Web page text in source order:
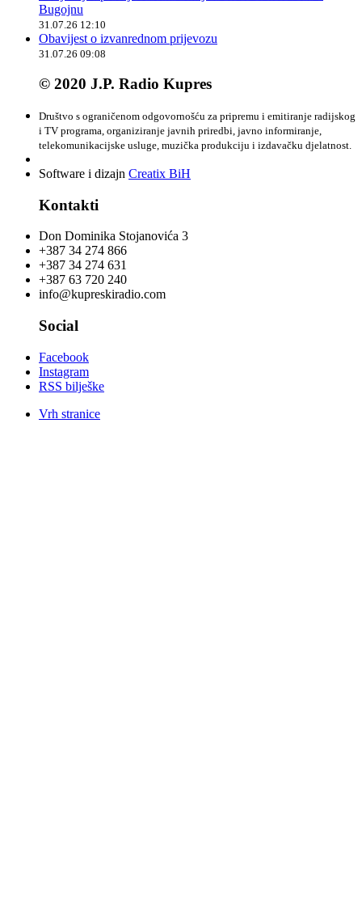
Bugojnu
31.07.26 12:10
Obavijest o izvanrednom prijevozu
31.07.26 09:08
© 2020 J.P. Radio Kupres
Društvo s ograničenom odgovornošću za pripremu i emitiranje radijskog
i TV programa, organiziranje javnih priredbi, javno informiranje,
telekomunikacijske usluge, muzička produkciju i izdavačku djelatnost.
Software i dizajn Creatix BiH
Kontakti
Don Dominika Stojanovića 3
+387 34 274 866
+387 34 274 631
+387 63 720 240
info@kupreskiradio.com
Social
Facebook
Instagram
RSS bilješke
Vrh stranice